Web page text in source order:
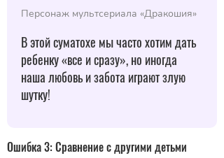
Персонаж мультсериала «Дракошия»
В этой суматохе мы часто хотим дать
ребенку «все и сразу», но иногда
наша любовь и забота играют злую
шутку!
Ошибка 3: Сравнение с другими детьми